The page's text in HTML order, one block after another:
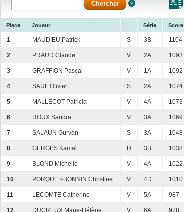
Place Joueur Série Score
1 MAUDIEU Patrick S 3B 1104
2 PRAUD Claude V 2A 1093
3 GRAFFION Pascal V 1A 1092
4 SAUL Olivier S 2A 1074
5 MALLECOT Patricia V 4A 1073
6 ROUX Sandra V 3A 1069
7 SALAUN Gurvan S 3A 1048
8 GERGES Kamal D 3B 1038
9 BLOND Michelle V 4A 1022
10 PORQUET-BONNIN Christine V 4D 1010
11 LECOMTE Catherine V 5A 987